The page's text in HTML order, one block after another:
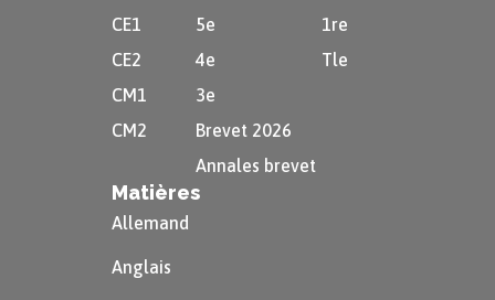
CE1
CE2
CM1
CM2
5e
4e
3e
Brevet 2026
Annales brevet
1re
Tle
Matières
Allemand
Anglais